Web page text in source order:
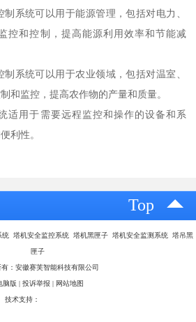
系统可以用于能源管理，包括对电力、
控和控制，提高能源利用效率和节能减
系统可以用于农业领域，包括对温室、
和监控，提高农作物的产量和质量。
适用于需要远程监控和操作的设备和系
利性。
Top
统 塔机安全监控系统 塔机黑匣子 塔机安全监测系统 塔吊黑
匣子
：安徽赛芙智能科技有限公司
脑版 | 投诉举报 | 网站地图
技术支持：